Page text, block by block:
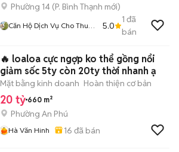
Phường 14 (P. Bình Thạnh mới)
Căn Hộ Dịch Vụ Cho Thuê
5.0
1 đã
bán
🔥 loaloa cực ngợp ko thể gồng nổi
giảm sốc 5ty còn 20ty thời nhanh ạ
Mặt bằng kinh doanh Hoàn thiện cơ bản
20 tỷ 660 m²
Phường An Phú
Hà Văn Hinh 16 đã bán